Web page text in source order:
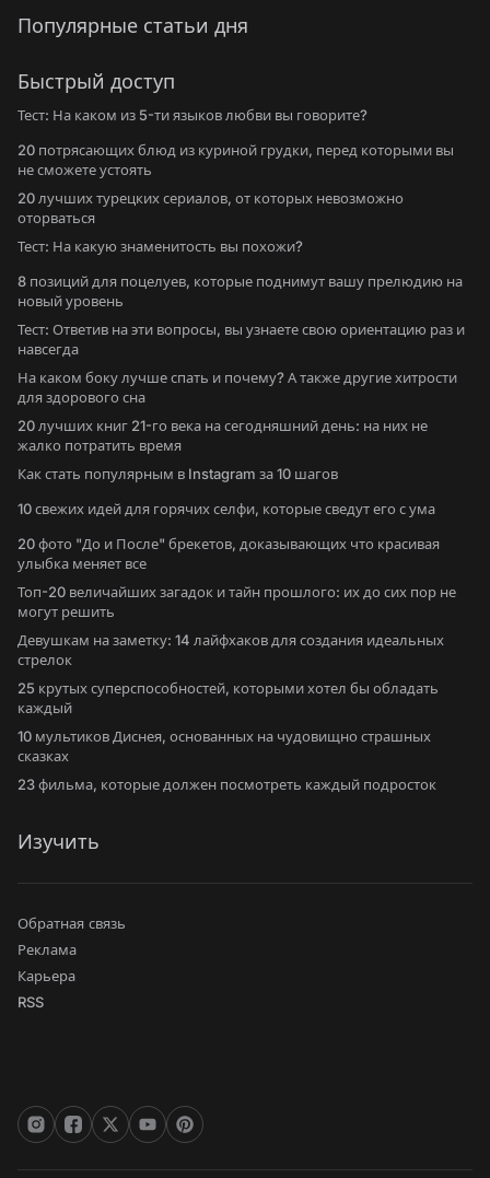
Популярные статьи дня
Быстрый доступ
Тест: На каком из 5-ти языков любви вы говорите?
20 потрясающих блюд из куриной грудки, перед которыми вы
не сможете устоять
20 лучших турецких сериалов, от которых невозможно
оторваться
Тест: На какую знаменитость вы похожи?
8 позиций для поцелуев, которые поднимут вашу прелюдию на
новый уровень
Тест: Ответив на эти вопросы, вы узнаете свою ориентацию раз и
навсегда
На каком боку лучше спать и почему? А также другие хитрости
для здорового сна
20 лучших книг 21-го века на сегодняшний день: на них не
жалко потратить время
Как стать популярным в Instagram за 10 шагов
10 свежих идей для горячих селфи, которые сведут его с ума
20 фото "До и После" брекетов, доказывающих что красивая
улыбка меняет все
Топ-20 величайших загадок и тайн прошлого: их до сих пор не
могут решить
Девушкам на заметку: 14 лайфхаков для создания идеальных
стрелок
25 крутых суперспособностей, которыми хотел бы обладать
каждый
10 мультиков Диснея, основанных на чудовищно страшных
сказках
23 фильма, которые должен посмотреть каждый подросток
Изучить
Обратная связь
Реклама
Карьера
RSS